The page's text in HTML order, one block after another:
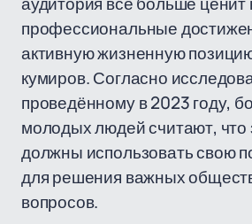
профессиональные
активную жизненную
кумиров. Согласно
проведённому в 2023 году,
молодых людей считают, что
должны использовать свою
для решения важных
вопросов.